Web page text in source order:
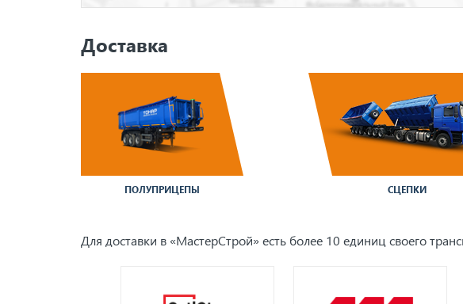
Доставка
ПОЛУПРИЦЕПЫ СЦЕПКИ
Для доставки в «МастерСтрой» есть более 10 единиц своего